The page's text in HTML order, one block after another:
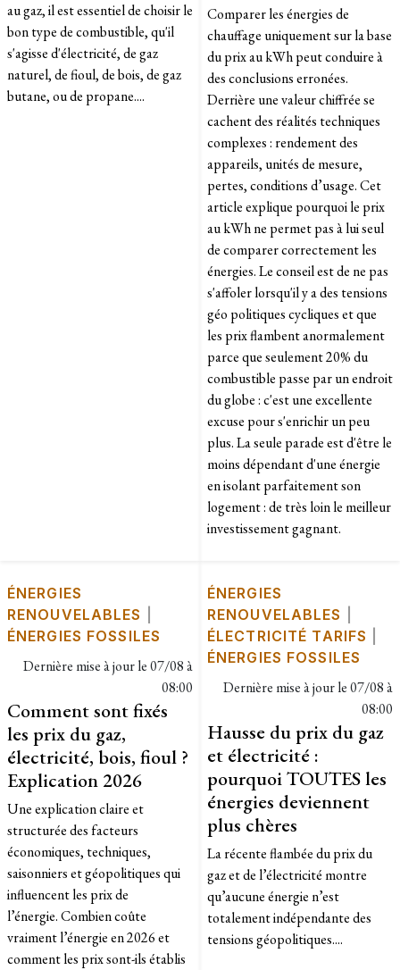
au gaz, il est essentiel de choisir le
bon type de combustible, qu'il
s'agisse d'électricité, de gaz
naturel, de fioul, de bois, de gaz
butane, ou de propane....
Comparer les énergies de
chauffage uniquement sur la base
du prix au kWh peut conduire à
des conclusions erronées.
Derrière une valeur chiffrée se
cachent des réalités techniques
complexes : rendement des
appareils, unités de mesure,
pertes, conditions d’usage. Cet
article explique pourquoi le prix
au kWh ne permet pas à lui seul
de comparer correctement les
énergies. Le conseil est de ne pas
s'affoler lorsqu'il y a des tensions
géo politiques cycliques et que
les prix flambent anormalement
parce que seulement 20% du
combustible passe par un endroit
du globe : c'est une excellente
excuse pour s'enrichir un peu
plus. La seule parade est d'être le
moins dépendant d'une énergie
en isolant parfaitement son
logement : de très loin le meilleur
investissement gagnant.
ÉNERGIES
RENOUVELABLES
ÉNERGIES FOSSILES
Dernière mise à jour le07/08 à
08:00
Comment sont fixés
les prix du gaz,
électricité, bois, fioul ?
Explication 2026
Une explication claire et
structurée des facteurs
économiques, techniques,
saisonniers et géopolitiques qui
influencent les prix de
l’énergie. Combien coûte
vraiment l’énergie en 2026 et
comment les prix sont-ils établis
ÉNERGIES
RENOUVELABLES
ÉLECTRICITÉ TARIFS
ÉNERGIES FOSSILES
Dernière mise à jour le07/08 à
08:00
Hausse du prix du gaz
et électricité :
pourquoi TOUTES les
énergies deviennent
plus chères
La récente flambée du prix du
gaz et de l’électricité montre
qu’aucune énergie n’est
totalement indépendante des
tensions géopolitiques....